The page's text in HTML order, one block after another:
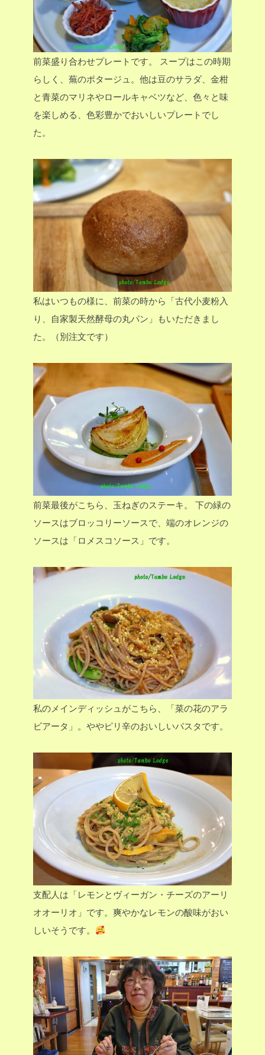
前菜盛り合わせプレートです。
スープはこの時期
らしく、蕪のポタージュ。他は豆のサラダ、金柑
と青菜のマリネやロールキャベツなど、色々と味
を楽しめる、色彩豊かでおいしいプレートでし
た。
私はいつもの様に、前菜の時から「古代小麦粉入
り、自家製天然酵母の丸パン」もいただきまし
た。（別注文です）
前菜最後がこちら、玉ねぎのステーキ。
下の緑の
ソースはブロッコリーソースで、端のオレンジの
ソースは「ロメスコソース」です。
私のメインディッシュがこちら、「菜の花のアラ
ビアータ」。ややピリ辛のおいしいパスタです。
支配人は「レモンとヴィーガン・チーズのアーリ
オオーリオ」です。爽やかなレモンの酸味がおい
しいそうです。